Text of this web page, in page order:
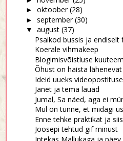
► oktoober (28)
► september (30)
▼ august (37)
Psaikod bussis ja
Koerale vihmakeep
Blogimisvõistluse
Õhust on haista
Ideid uueks
Janet ja tema lauad
Jumal, Sa näed, aga ei
Mul on tunne, et midagi
Enne tehke praktikat ja
Joosepi tehtud gif minust